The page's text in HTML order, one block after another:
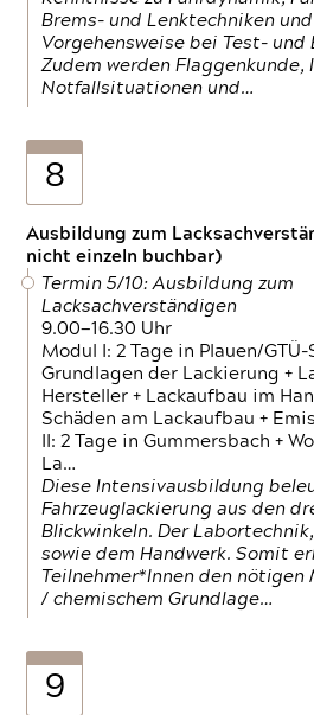
Brems- und Lenktechniken
Vorgehensweise bei Test-
Zudem werden Flaggenkunde,
Notfallsituationen und…
8
Ausbildung zum
nicht einzeln buchbar)
Termin 5/10: Ausbildung zum
Lacksachverständigen
9.00—16.30 Uhr
Modul I: 2 Tage in Plauen/
Grundlagen der Lackierung +
Hersteller + Lackaufbau im
Schäden am Lackaufbau +
II: 2 Tage in Gummersbach +
La…
Diese Intensivausbildung
Fahrzeuglackierung aus den
Blickwinkeln. Der
sowie dem Handwerk. Somit
Teilnehmer*Innen den nötigen
/ chemischem Grundlage…
9